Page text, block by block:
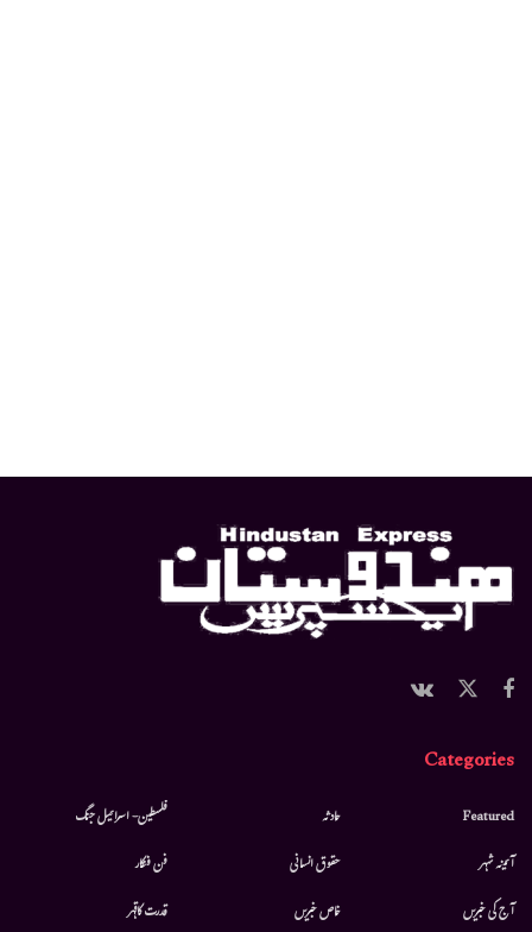
Categories
Featured
آئینہ شہر
آج کی خبریں
حادثہ
حقوق انسانی
خاص خبریں
فلسطین- اسرائیل جنگ
فن فنکار
قدرت کاقہر